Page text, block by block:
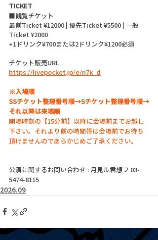
TICKET
■観覧チケット
最前Ticket ¥12000 | 優先Ticket ¥5500 | 一般
Ticket ¥2000
+1ドリンク¥700または2ドリンク¥1200必須
チケット販売URL
https://livepocket.jp/e/n7k_d
※入場順
SSチケット整理番号順→Sチケット整理番号順→
それ以降は来場順
開場時刻の【15分前】以降に会場前までお越し
下さい。それより前の時間帯は会場前でお待ち
頂けませんのであらかじめご了承ください。
公演に関するお問い合わせ : 月見ル君想フ 03-
5474-8115
2026.09